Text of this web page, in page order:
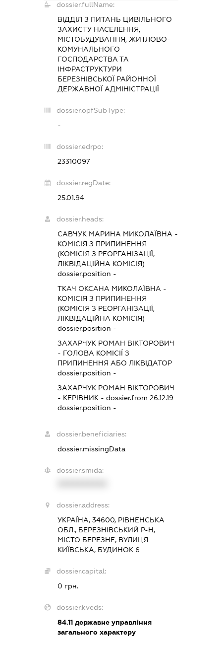
dossier.fullName:
ВІДДІЛ З ПИТАНЬ ЦИВІЛЬНОГО
ЗАХИСТУ НАСЕЛЕННЯ,
МІСТОБУДУВАННЯ, ЖИТЛОВО-
КОМУНАЛЬНОГО
ГОСПОДАРСТВА ТА
ІНФРАСТРУКТУРИ
БЕРЕЗНІВСЬКОЇ РАЙОННОЇ
ДЕРЖАВНОЇ АДМІНІСТРАЦІЇ
dossier.opfSubType:
-
dossier.edrpo:
23310097
dossier.regDate:
25.01.94
dossier.heads:
САВЧУК МАРИНА МИКОЛАЇВНА -
КОМІСІЯ З ПРИПИНЕННЯ
(КОМІСІЯ З РЕОРГАНІЗАЦІЇ,
ЛІКВІДАЦІЙНА КОМІСІЯ)
dossier.position -
ТКАЧ ОКСАНА МИКОЛАЇВНА -
КОМІСІЯ З ПРИПИНЕННЯ
(КОМІСІЯ З РЕОРГАНІЗАЦІЇ,
ЛІКВІДАЦІЙНА КОМІСІЯ)
dossier.position -
ЗАХАРЧУК РОМАН ВІКТОРОВИЧ
- ГОЛОВА КОМІСІЇ З
ПРИПИНЕННЯ АБО ЛІКВІДАТОР
dossier.position -
ЗАХАРЧУК РОМАН ВІКТОРОВИЧ
- КЕРІВНИК - dossier.from 26.12.19
dossier.position -
dossier.beneficiaries:
dossier.missingData
dossier.smida:
dossier.address:
УКРАЇНА, 34600, РІВНЕНСЬКА
ОБЛ., БЕРЕЗНІВСЬКИЙ Р-Н,
МІСТО БЕРЕЗНЕ, ВУЛИЦЯ
КИЇВСЬКА, БУДИНОК 6
dossier.capital:
0 грн.
dossier.kveds:
84.11 державне управління
загального характеру